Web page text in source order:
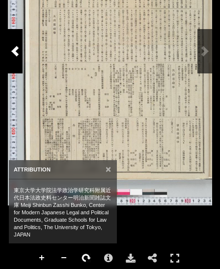
ATTRIBUTION ×
東京大学大学院法学政治学研究科附属近
代日本法政史料センター明治新聞雑誌文
庫 Meiji Shinbun Zasshi Bunko, Center
for Modern Japanese Legal and Political
Documents, Graduate Schools for Law
and Politics, The University of Tokyo,
JAPAN